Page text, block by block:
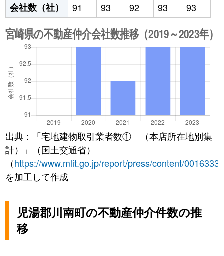
会社数（社）
91 93 92 93 93
出典：「宅地建物取引業者数① （本店所在地別集
計）」（国土交通省）
（https://www.mlit.go.jp/report/press/content/
を加工して作成
児湯郡川南町の不動産仲介件数の推
移